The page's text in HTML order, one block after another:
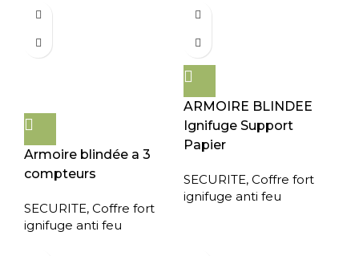
Armoire blindée a 3
compteurs
SECURITE, Coffre fort
ignifuge anti feu
ARMOIRE BLINDEE
Ignifuge Support
Papier
SECURITE, Coffre fort
ignifuge anti feu